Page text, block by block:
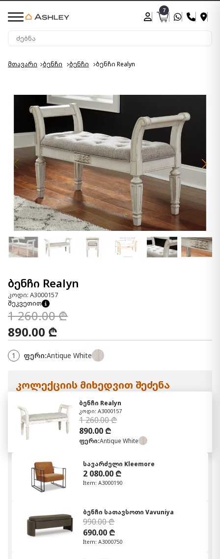
7
მთავარი ბენჩი ბენჩი ბენჩი Realyn
ბენჩი Realyn
კოდი: A3000157
შეკვეთით
1 260.00 ₾
890.00 ₾
1 ფერი:Antique White
კოლექციის მიხედვით შეძენა
ბენჩი Realyn
კოდი: A3000157
1 260.00 ₾
890.00 ₾
ფერი:Antique White
სავარძელი Kleemore
2 080.00 ₾
Item: A3000190
ბენჩი სათავსოთი Vavuniya
990.00 ₾
690.00 ₾
Item: A3000750